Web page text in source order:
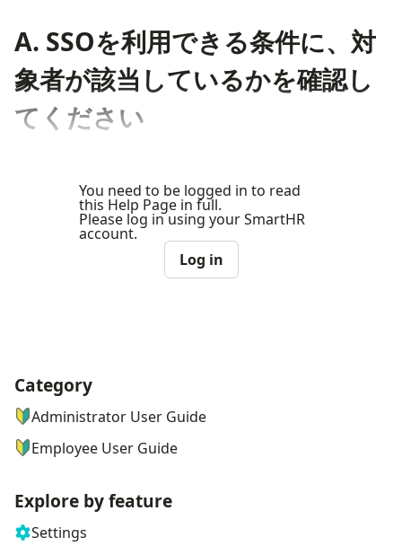
A. SSOを利用できる条件に、対
象者が該当しているかを確認し
てください
You need to be logged in to read
this Help Page in full.
Please log in using your SmartHR
account.
Log in
ナビゲーションメニュー
Category
Administrator User Guide
Employee User Guide
Explore by feature
Settings